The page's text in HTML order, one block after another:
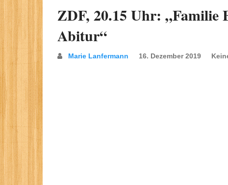
ZDF, 20.15 Uhr: „Familie
Abitur“
Marie Lanfermann 16. Dezember 2019